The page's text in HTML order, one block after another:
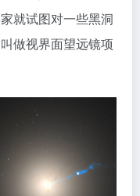
就试图对一些黑洞
做视界面望远镜项